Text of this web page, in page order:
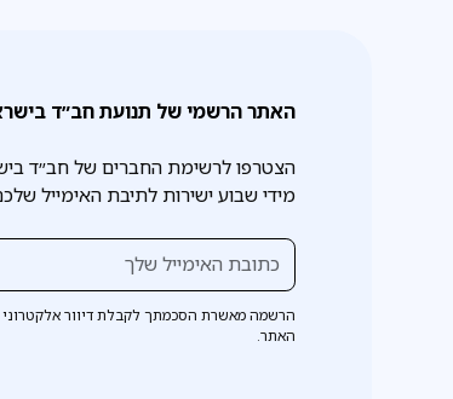
האתר הרשמי של תנועת חב״ד
הצטרפו לרשימת החברים של חב״ד
מידי שבוע ישירות לתיבת האימייל
הרשמה מאשרת הסכמתך לקבלת דיוור
האתר.